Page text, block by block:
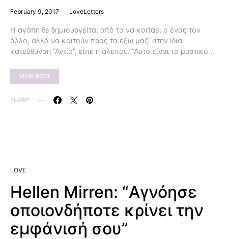
February 9, 2017 LoveLetters
Η αγάπη δε δημιουργείται από το να κοιτάει ο ένας τον
άλλο, αλλά να κοιτούν προς τα έξω μαζί στην ίδια
κατεύθυνση “Αντίο”, είπε η αλεπού. “Αυτό είναι το μυστικό…
VIEW POST
SHARE
LOVE
Hellen Mirren: “Αγνόησε
οποιονδήποτε κρίνει την
εμφάνισή σου”